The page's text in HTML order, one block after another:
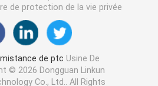
de protection de la vie privée
de ptc Usine De
© 2026 Dongguan Linkun
Co., Ltd.. All Rights